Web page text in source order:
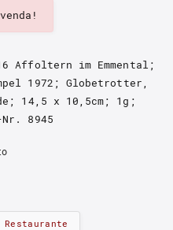
Affoltern im Emmental;
1972 ; Globetrotter,
14,5 x 10,5cm; 1g;
8945
Restaurante